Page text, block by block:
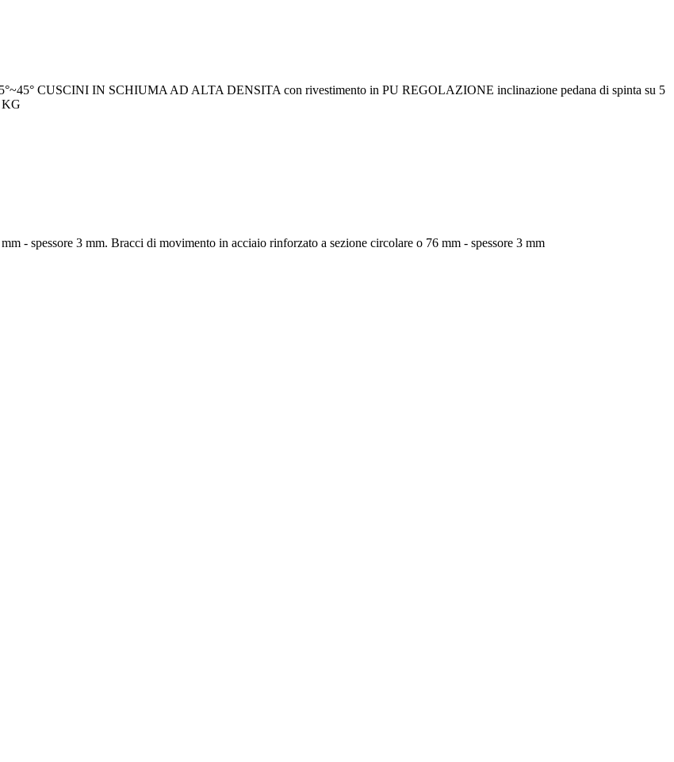
CUSCINI IN SCHIUMA AD ALTA DENSITA con rivestimento in PU REGOLAZIONE inclinazione pedana di spinta su 5
KG
- spessore 3 mm. Bracci di movimento in acciaio rinforzato a sezione circolare o 76 mm - spessore 3 mm